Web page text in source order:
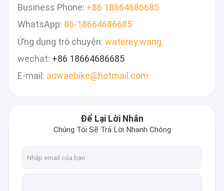
Business Phone: +86 18664686685
WhatsApp: 86-18664686685
Ứng dụng trò chuyện: waterey.wang
wechat: +86 18664686685
E-mail: aowaebike@hotmail.com
Để Lại Lời Nhắn
Chúng Tôi Sẽ Trả Lời Nhanh Chóng